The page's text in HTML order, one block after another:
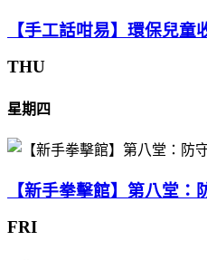
【手工話咁易】環保兒童
THU
星期四
【新手拳擊館】第八堂：
FRI